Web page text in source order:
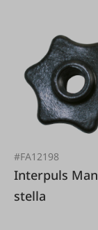
#FA12198
Interpuls Manico a
stella